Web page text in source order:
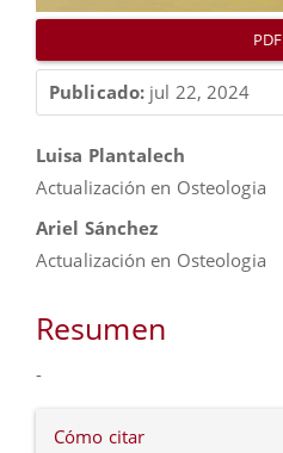
PDF
Publicado: jul 22, 2024
Contenido
principal
del
artículo
Luisa Plantalech
Actualización en Osteologia
Ariel Sánchez
Actualización en Osteologia
Resumen
-
Detalles
Cómo citar